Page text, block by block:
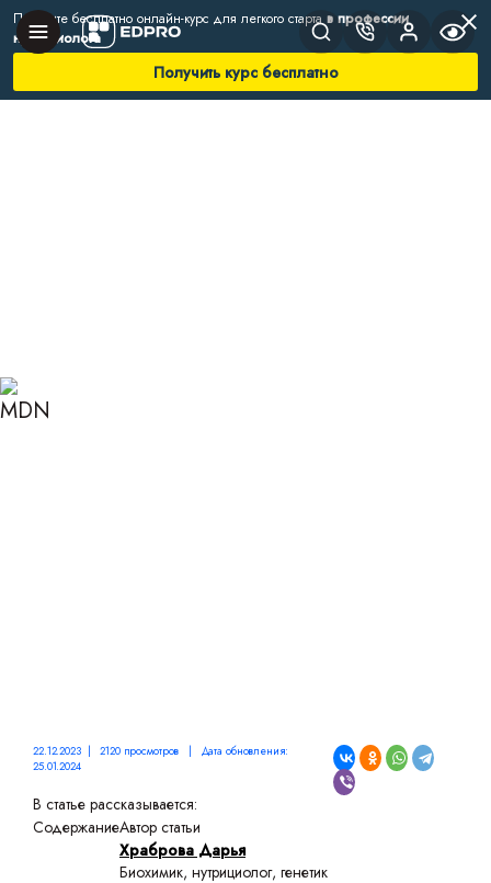
Получите бесплатно онлайн-курс для легкого стартав профессии
нутрициолога
Получить курс бесплатно
22.12.2023 | 2120 просмотров | Дата обновления:
25.01.2024
В статье рассказывается:
СодержаниеАвтор статьи
Храброва Дарья
Биохимик, нутрициолог, генетик